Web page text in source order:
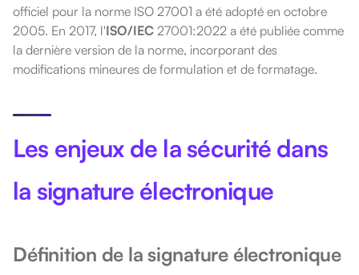
officiel pour la norme ISO 27001 a été adopté en octobre
2005. En 2017, l'ISO/IEC 27001:2022 a été publiée comme
la dernière version de la norme, incorporant des
modifications mineures de formulation et de formatage.
Les enjeux de la sécurité dans
la signature électronique
Définition de la signature électronique